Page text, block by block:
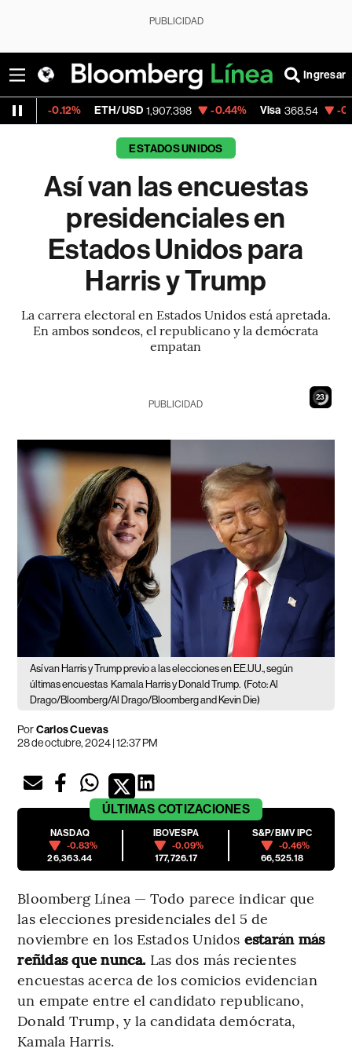
PUBLICIDAD
Ingresar
ETH/USD 1,907.398 -0.44% Visa 368.54 -0.28%
ESTADOS UNIDOS
Así van las encuestas
presidenciales en
Estados Unidos para
Harris y Trump
La carrera electoral en Estados Unidos está apretada.
En ambos sondeos, el republicano y la demócrata
empatan
21
PUBLICIDAD
Así van Harris y Trump previo a las elecciones en EE.UU., según
últimas encuestas Kamala Harris y Donald Trump. (Foto: Al
Drago/Bloomberg/Al Drago/Bloomberg and Kevin Die)
PorCarlos Cuevas
28 de octubre, 2024 | 12:37 PM
ÚLTIMAS COTIZACIONES
NASDAQ
-0.83%
26,363.44
IBOVESPA
-0.09%
177,726.17
S&P/BMV IPC
-0.46%
66,525.18
Bloomberg Línea — Todo parece indicar que
las elecciones presidenciales del 5 de
noviembre en los Estados Unidos estarán más
reñidas que nunca. Las dos más recientes
encuestas acerca de los comicios evidencian
un empate entre el candidato republicano,
Donald Trump, y la candidata demócrata,
Kamala Harris.